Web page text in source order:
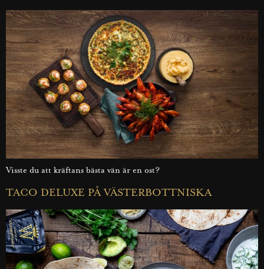
Visste du att kräftans bästa vän är en ost?
TACO DELUXE PÅ VÄSTERBOTTNISKA